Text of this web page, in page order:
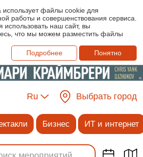
использует файлы cookie для
работы и совершенствования сервиса.
использовать наш сайт, вы
что мы можем разместить файлы
Подробнее
Понятно
Ru Выбрать город
Бизнес ИТ и интернет